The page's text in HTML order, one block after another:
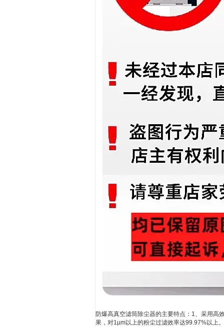
防爆高真空滤筒除尘器的主要特点：1、采用高
果，对1µm以上的粉尘过滤效率达99.97%以上